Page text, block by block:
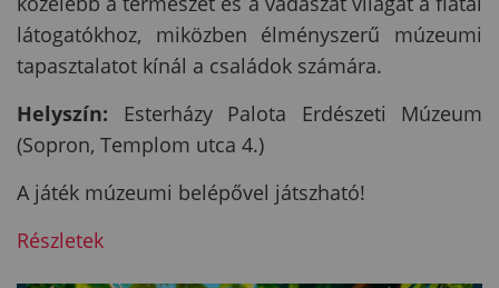
látogatókhoz, miközben élményszerű múzeumi
tapasztalatot kínál a családok számára.
Helyszín: Esterházy Palota Erdészeti Múzeum
(Sopron, Templom utca 4.)
A játék múzeumi belépővel játszható!
Részletek